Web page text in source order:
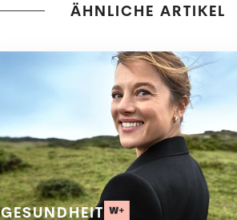
ÄHNLICHE ARTIKEL
GESUNDHEIT